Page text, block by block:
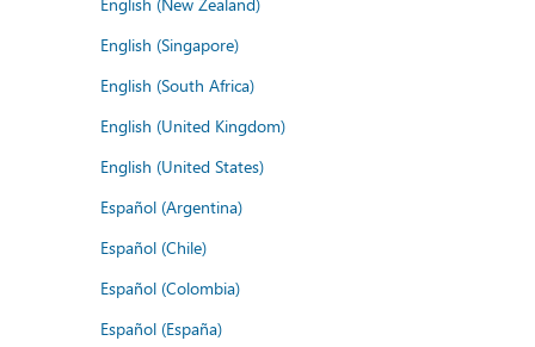
English (Singapore)
English (South Africa)
English (United Kingdom)
English (United States)
Español (Argentina)
Español (Chile)
Español (Colombia)
Español (España)